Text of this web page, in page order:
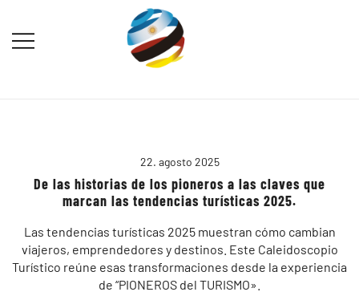
contenido
22. agosto 2025
De las historias de los pioneros a las claves que
marcan las tendencias turísticas 2025.
Las tendencias turísticas 2025 muestran cómo cambian
viajeros, emprendedores y destinos. Este Caleidoscopio
Turístico reúne esas transformaciones desde la experiencia
de “PIONEROS del TURISMO».